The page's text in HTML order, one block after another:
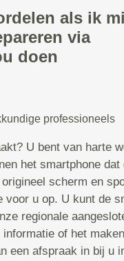
als ik
via
doen
professioneels
U bent van harte
het smartphone dat
scherm en
voor u op. U kunt de
regionale
of het
een afspraak in bij u